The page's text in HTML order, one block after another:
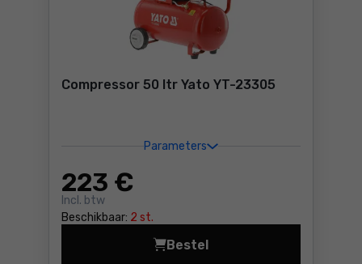
Compressor 50 ltr Yato YT-23305
Parameters
223 €
Incl. btw
Beschikbaar: 2 st.
Bestel
Compressor 50 ltr Yato